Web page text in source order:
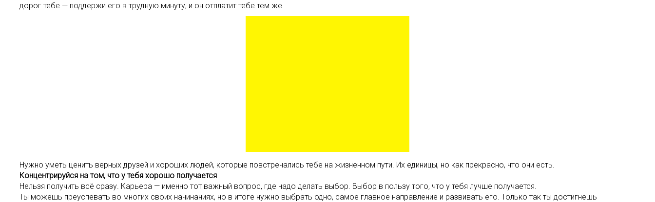
дорог тебе — поддержи его в трудную минуту, и он отплатит тебе тем же.
Нужно уметь ценить верных друзей и хороших людей, которые повстречались тебе на жизненном пути. Их единицы, но как прекрасно, что они есть.
Концентрируйся на том, что у тебя хорошо получается
Нельзя получить всё сразу. Карьера — именно тот важный вопрос, где надо делать выбор. Выбор в пользу того, что у тебя лучше получается.
Ты можешь преуспевать во многих своих начинаниях, но в итоге нужно выбрать одно, самое главное направление и развивать его. Только так ты достигнешь